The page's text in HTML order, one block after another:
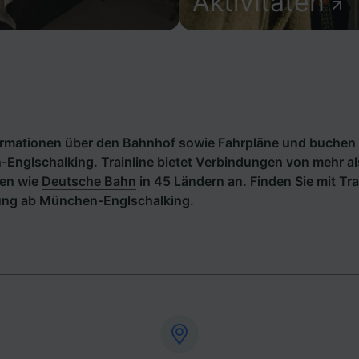
über den Bahnhof sowie Fahrpläne und
Englschalking. Trainline bietet Verbindungen von mehr
wie Deutsche Bahn in 45 Ländern an. Finden Sie mit
ab München-Englschalking.